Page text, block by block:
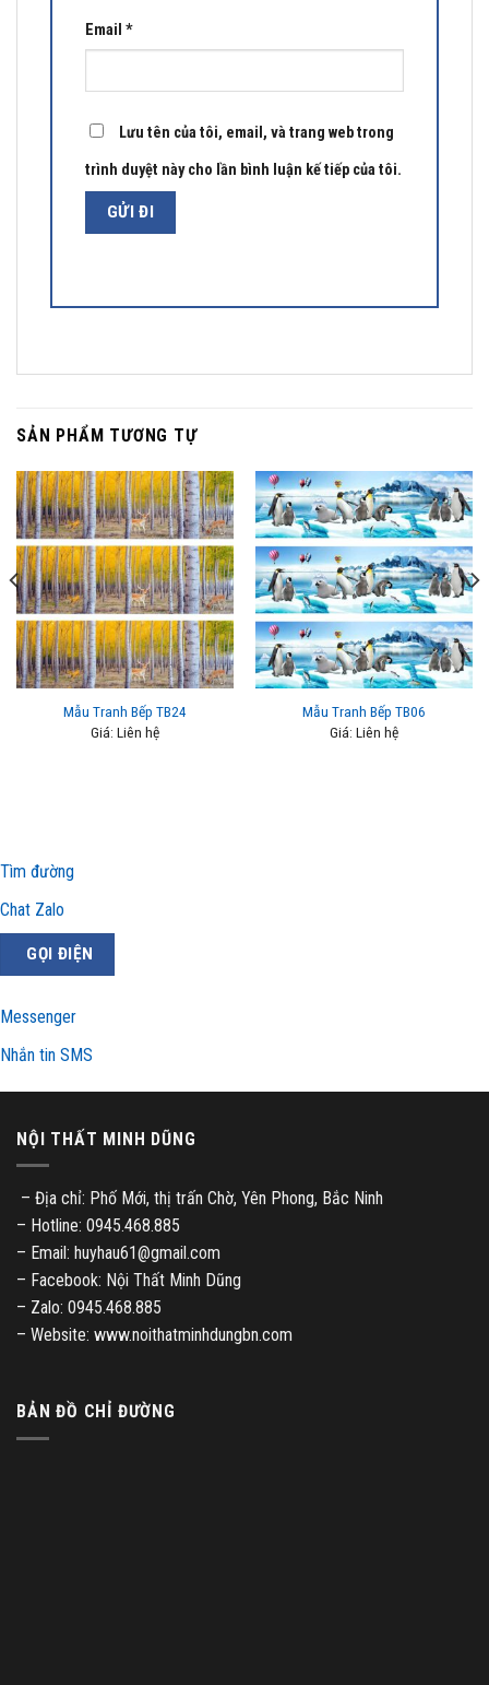
Email *
Lưu tên của tôi, email, và trang web trong
trình duyệt này cho lần bình luận kế tiếp của tôi.
SẢN PHẨM TƯƠNG TỰ
Mẫu Tranh Bếp TB24
Giá: Liên hệ
Mẫu Tranh Bếp TB06
Giá: Liên hệ
Tìm đường
Chat Zalo
GỌI ĐIỆN
Messenger
Nhắn tin SMS
NỘI THẤT MINH DŨNG
– Địa chỉ: Phố Mới, thị trấn Chờ, Yên Phong, Bắc Ninh
– Hotline: 0945.468.885
– Email: huyhau61@gmail.com
– Facebook: Nội Thất Minh Dũng
– Zalo: 0945.468.885
– Website: www.noithatminhdungbn.com
BẢN ĐỒ CHỈ ĐƯỜNG